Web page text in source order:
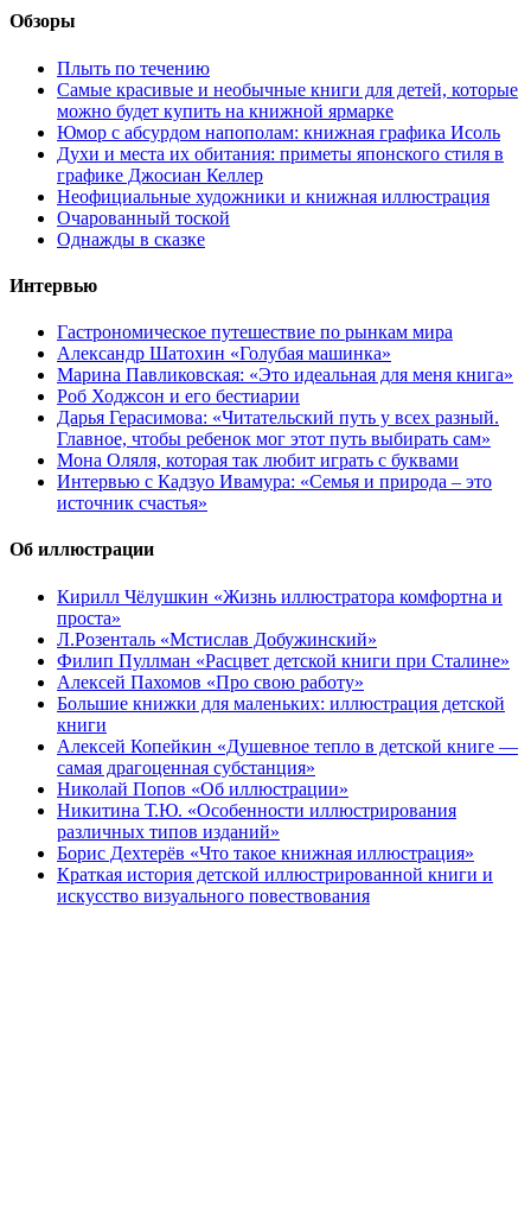
Обзоры
Плыть по течению
Самые красивые и необычные книги для детей, которые
можно будет купить на книжной ярмарке
Юмор с абсурдом напополам: книжная графика Исоль
Духи и места их обитания: приметы японского стиля в
графике Джосиан Келлер
Неофициальные художники и книжная иллюстрация
Очарованный тоской
Однажды в сказке
Интервью
Гастрономическое путешествие по рынкам мира
Александр Шатохин «Голубая машинка»
Марина Павликовская: «Это идеальная для меня книга»
Роб Ходжсон и его бестиарии
Дарья Герасимова: «Читательский путь у всех разный.
Главное, чтобы ребенок мог этот путь выбирать сам»
Мона Оляля, которая так любит играть с буквами
Интервью с Кадзуо Ивамура: «Семья и природа – это
источник счастья»
Об иллюстрации
Кирилл Чёлушкин «Жизнь иллюстратора комфортна и
проста»
Л.Розенталь «Мстислав Добужинский»
Филип Пуллман «Расцвет детской книги при Сталине»
Алексей Пахомов «Про свою работу»
Большие книжки для маленьких: иллюстрация детской
книги
Алексей Копейкин «Душевное тепло в детской книге —
самая драгоценная субстанция»
Николай Попов «Об иллюстрации»
Никитина Т.Ю. «Особенности иллюстрирования
различных типов изданий»
Борис Дехтерёв «Что такое книжная иллюстрация»
Краткая история детской иллюстрированной книги и
искусство визуального повествования